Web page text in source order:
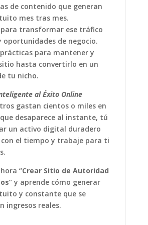
de contenido que generan
mes tras mes.
transformar ese tráfico
oportunidades de negocio.
para mantener y
hasta convertirlo en un
tu nicho.
al Éxito Online
gastan cientos o miles en
desaparece al instante, tú
un activo digital duradero
con el tiempo y trabaje para ti
“Crear Sitio de Autoridad
” y aprende cómo generar
y constante que se
ingresos reales.